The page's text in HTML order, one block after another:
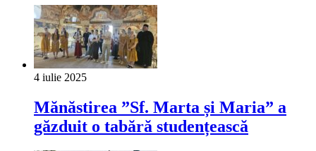
4 iulie 2025
Mănăstirea ”Sf. Marta și Maria” a
găzduit o tabără studențească